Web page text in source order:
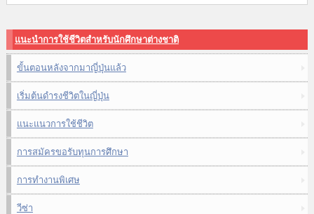
แนะนำการใช้ชีวิตสำหรับนักศึกษาต่างชาติ
ขั้นตอนหลังจากมาญี่ปุ่นแล้ว
เริ่มต้นดำรงชีวิตในญี่ปุ่น
แนะแนวการใช้ชีวิต
การสมัครขอรับทุนการศึกษา
การทำงานพิเศษ
วีซ่า